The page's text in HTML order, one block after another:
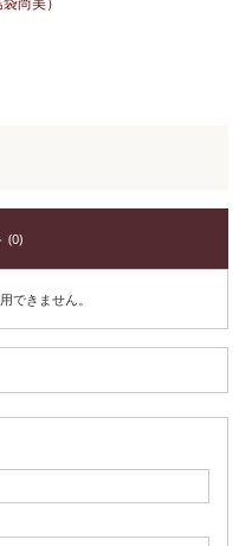
(0)
できません。